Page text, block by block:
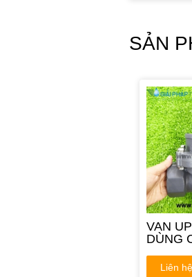
SẢN
VAN
DÙNG
Liên hệ